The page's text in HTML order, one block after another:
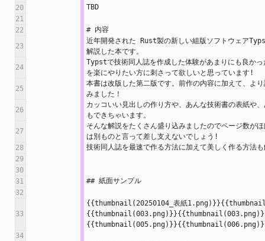
20
TBD
21
22
# 内容
23
近年開発された Rust製の新しい組版ソフトウェア
解説した本です。
24
Typstで技術同人誌を作成した体験があまりにも良か
を楽にやりたい方に刺さって欲しいと思っています!
25
本書は改版した第二版です。前作の内容に加えて、よ
みました！
26
カッコいい見出しの作り方や、あんな技術書の表紙や
もできちゃいます。
27
そんな解説をたくさん盛り込みましたのでページ数が
は別ものと言って差し支えないでしょう!
28
技術同人誌を最速で作る方法に加えて美しく作る方法
29
30
31
## 紙面サンプル
32
33
{{thumbnail(20250104_表紙
34